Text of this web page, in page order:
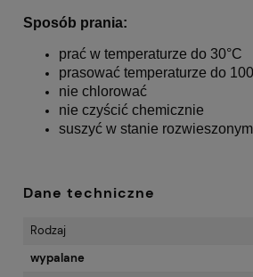
Sposób prania:
prać w temperaturze do 30°C
prasować temperaturze do
nie chlorować
nie czyścić chemicznie
suszyć w stanie rozwieszonym
Dane techniczne
Rodzaj
wypalane